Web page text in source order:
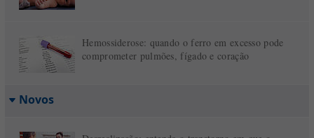
Hemossiderose: quando o ferro em excesso pode
comprometer pulmões, fígado e coração
Novos